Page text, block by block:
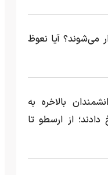
می‌شوند؟ آیا نعوظ
بالاخره به
از ارسطو تا